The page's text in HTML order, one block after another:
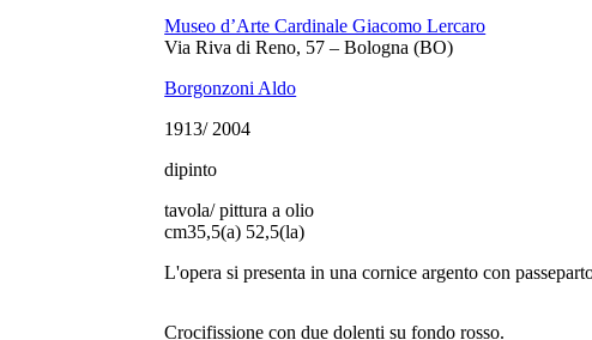
Museo d’Arte Cardinale Giacomo Lercaro
Via Riva di Reno, 57 – Bologna (BO)
Borgonzoni Aldo
1913/ 2004
dipinto
tavola/ pittura a olio
cm35,5(a) 52,5(la)
L'opera si presenta in una cornice argento con
Crocifissione con due dolenti su fondo rosso.